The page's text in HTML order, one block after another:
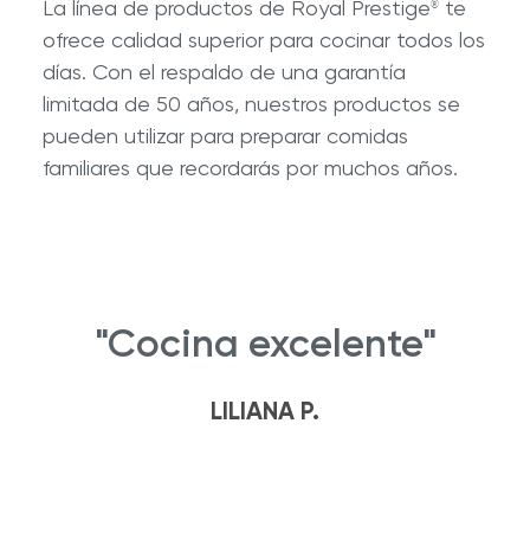
La línea de productos de Royal Prestige® te
ofrece calidad superior para cocinar todos los
días. Con el respaldo de una garantía
limitada de 50 años, nuestros productos se
pueden utilizar para preparar comidas
familiares que recordarás por muchos años.
"Cocina excelente"
LILIANA P.